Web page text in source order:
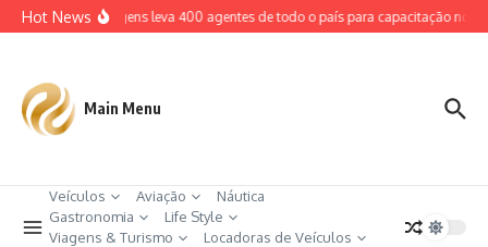
Ir para o conteúdo
Hot NewsAzul Viagens leva 400 agentes de todo o país para capacitação no
Main Menu
Veículos Aviação
Náutica
Gastronomia
Life Style
Viagens & Turismo
Locadoras de Veículos